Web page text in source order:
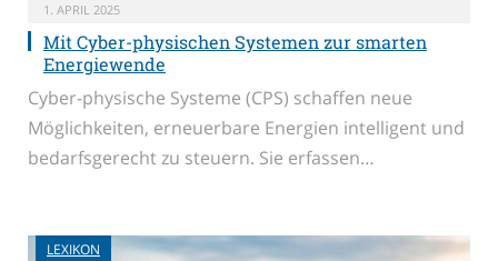
1. APRIL 2025
Mit Cyber-physischen Systemen zur smarten
Energiewende
Cyber-physische Systeme (CPS) schaffen neue
Möglichkeiten, erneuerbare Energien intelligent und
bedarfsgerecht zu steuern. Sie erfassen…
LEXIKON